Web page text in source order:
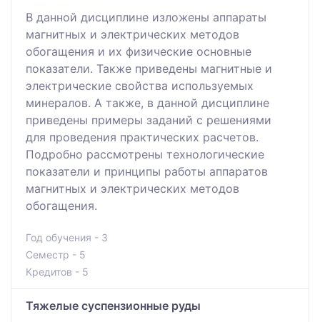
В данной дисциплине изложены аппараты
магнитных и электрических методов
обогащения и их физические основные
показатели. Также приведены магнитные и
электрические свойства используемых
минералов. А также, в данной дисциплине
приведены примеры заданий с решениями
для проведения практических расчетов.
Подробно рассмотрены технологические
показатели и принципы работы аппаратов
магнитных и электрических методов
обогащения.
Год обучения - 3
Семестр - 5
Кредитов - 5
Тяжелые суспензионные руды